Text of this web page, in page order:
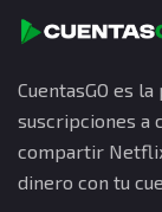
CuentasGO es
suscripciones a
compartir
dinero con tu